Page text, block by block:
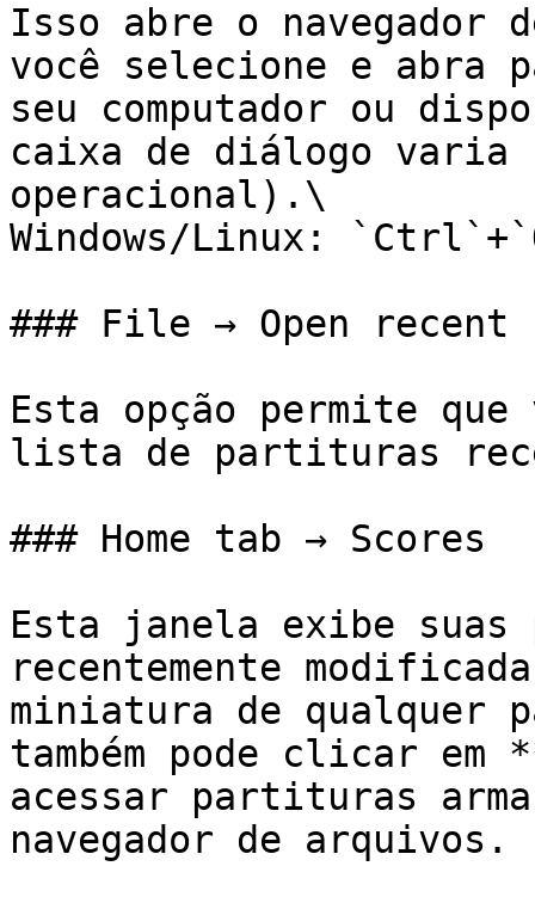
Isso abre o navegador
você selecione e abra
seu computador ou
caixa de diálogo varia
operacional).\
Windows/Linux:
### File → Open recent
Esta opção permite que
lista de partituras
### Home tab → Scores
Esta janela exibe
recentemente
miniatura de qualquer
também pode clicar
acessar partituras
navegador de arquivos.